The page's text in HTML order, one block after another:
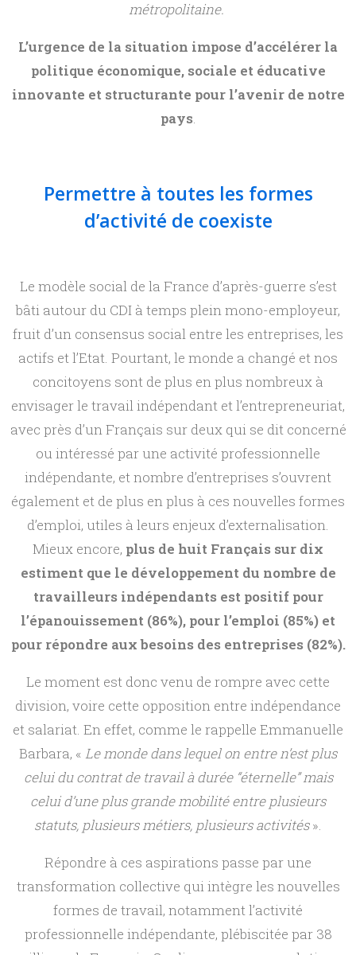
e
n
u
r
a
v
e
c
l
e
p
l
e
i
n
e
m
p
l
métropolitaine.
L’urgence de la situation impose d’accélérer la
politique économique, sociale et éducative
innovante et structurante pour l’avenir de notre
pays.
Permettre à toutes les formes
d’activité de coexiste
Le modèle social de la France d’après-guerre s’est
bâti autour du CDI à temps plein mono-employeur,
fruit d’un consensus social entre les entreprises, les
actifs et l’Etat. Pourtant, le monde a changé et nos
concitoyens sont de plus en plus nombreux à
envisager le travail indépendant et l’entrepreneuriat,
avec près d’un Français sur deux qui se dit concerné
ou intéressé par une activité professionnelle
indépendante, et nombre d’entreprises s’ouvrent
également et de plus en plus à ces nouvelles formes
d’emploi, utiles à leurs enjeux d’externalisation.
Mieux encore, plus de huit Français sur dix
estiment que le développement du nombre de
travailleurs indépendants est positif pour
l’épanouissement (86%), pour l’emploi (85%) et
pour répondre aux besoins des entreprises (82%).
Le moment est donc venu de rompre avec cette
division, voire cette opposition entre indépendance
et salariat. En effet, comme le rappelle Emmanuelle
Barbara, « Le monde dans lequel on entre n’est plus
celui du contrat de travail à durée “éternelle” mais
celui d’une plus grande mobilité entre plusieurs
statuts, plusieurs métiers, plusieurs activités».
Répondre à ces aspirations passe par une
transformation collective qui intègre les nouvelles
formes de travail, notamment l’activité
professionnelle indépendante, plébiscitée par 38